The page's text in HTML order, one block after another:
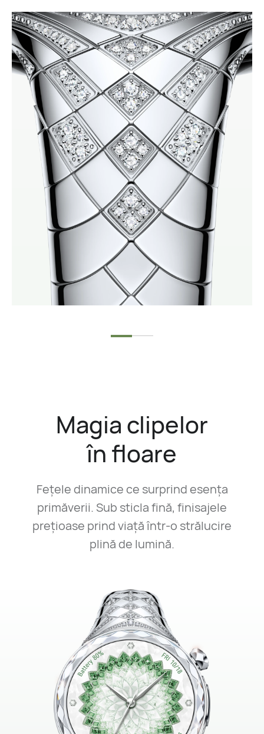
Magia clipelor
în floare
Fețele dinamice ce surprind esența
primăverii. Sub sticla fină, finisajele
prețioase prind viață într-o strălucire
plină de lumină.